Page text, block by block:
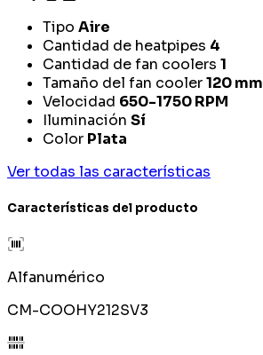
Tipo Aire
Cantidad de heatpipes 4
Cantidad de fan coolers 1
Tamaño del fan cooler120 mm
Velocidad 650-1750 RPM
Iluminación Sí
Color Plata
Ver todas las características
Características del producto
Alfanumérico
CM-COOHY212SV3